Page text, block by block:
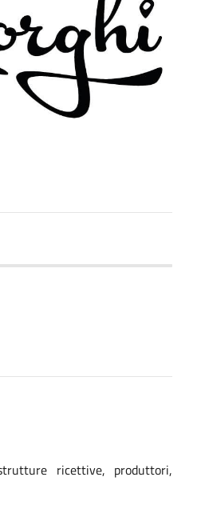
ricettive, produttori,